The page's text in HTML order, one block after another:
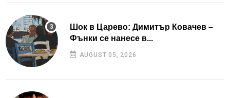
Шок в Царево: Димитър Ковачев –
Фънки се нанесе в...
AUGUST 05, 2026